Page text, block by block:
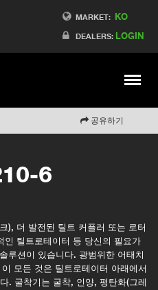
MARKET: KO
DEALERS: LOGIN
Meny
공유하기
6
), 더 발전된 틸트 커플러 또는 로터
인 틸트로테이터 등 당신의 필요가
루션이 있습니다. 광범위한 어태치
모든 것은 틸트로테이터 아래에서
. 굴착기는 굴착, 인양, 평탄화(그레